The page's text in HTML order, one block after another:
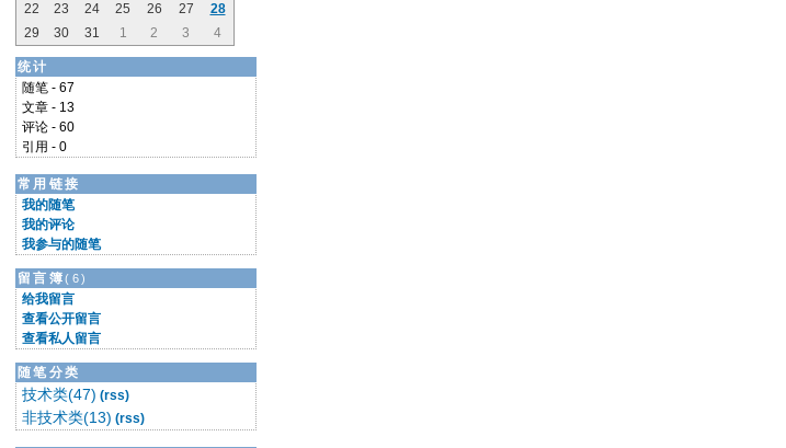
22
23 24 25 26 27
28
29
30 31 1 2 3 4
统计
随笔 - 67
文章 - 13
评论 - 60
引用 - 0
常用链接
我的随笔
我的评论
我参与的随笔
留言簿(6)
给我留言
查看公开留言
查看私人留言
随笔分类
技术类(47) (rss)
非技术类(13) (rss)